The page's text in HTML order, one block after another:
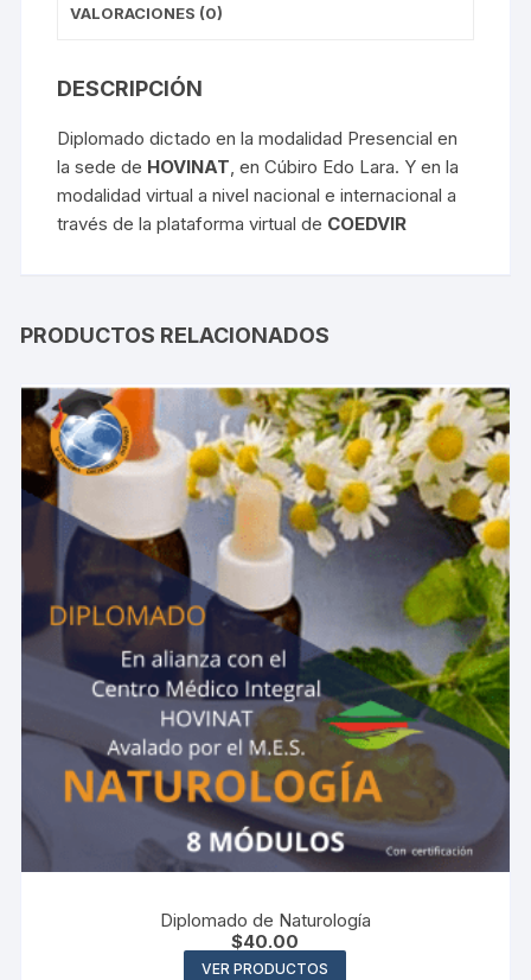
VALORACIONES (0)
DESCRIPCIÓN
Diplomado dictado en la modalidad Presencial en
la sede de HOVINAT , en Cúbiro Edo Lara. Y en la
modalidad virtual a nivel nacional e internacional a
través de la plataforma virtual de COEDVIR
PRODUCTOS RELACIONADOS
Diplomado de Naturología
$40.00
VER PRODUCTOS